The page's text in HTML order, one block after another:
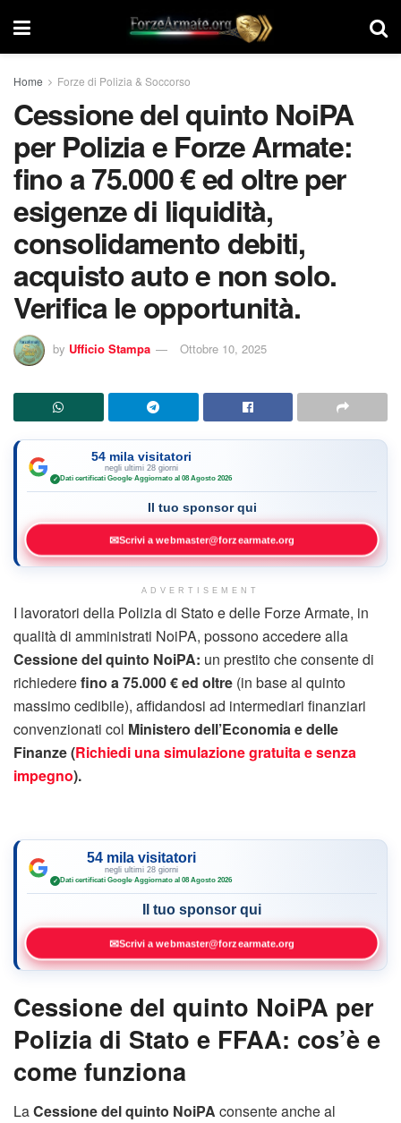
Home Forze di Polizia & Soccorso
Cessione del quinto NoiPA
per Polizia e Forze Armate:
fino a 75.000 € ed oltre per
esigenze di liquidità,
consolidamento debiti,
acquisto auto e non solo.
Verifica le opportunità.
by Ufficio Stampa Ottobre 10, 2025
54 mila visitatori
negli ultimi 28 giorni
✓ Dati certificati Google·Aggiornato al 08 Agosto 2026
Il tuo sponsor qui
✉Scrivi a webmaster@forzearmate.org
ADVERTISEMENT
I lavoratori della Polizia di Stato e delle Forze Armate, in
qualità di amministrati NoiPA, possono accedere alla
Cessione del quinto NoiPA: un prestito che consente di
richiederefino a 75.000 € ed oltre (in base al quinto
massimo cedibile), affidandosi ad intermediari finanziari
convenzionati col Ministero dell’Economia e delle
Finanze (Richiedi una simulazione gratuita e senza
impegno).
54 mila visitatori
negli ultimi 28 giorni
✓ Dati certificati Google·Aggiornato al 08 Agosto 2026
Il tuo sponsor qui
✉Scrivi a webmaster@forzearmate.org
Cessione del quinto NoiPA per
Polizia di Stato e FFAA: cos’è e
come funziona
LaCessione del quinto NoiPA consente anche al